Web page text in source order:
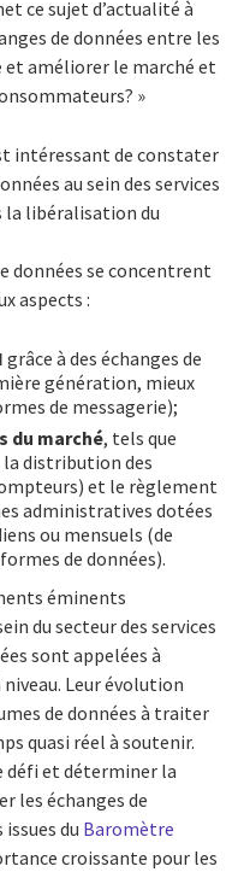
ce sujet d’actualité à
de données entre les
améliorer le marché et
»
intéressant de constater
au sein des services
la libéralisation du
données se concentrent
aspects :
grâce à des échanges de
génération, mieux
de messagerie);
du marché, tels que
distribution des
et le règlement
administratives dotées
ou mensuels (de
de données).
éminents
du secteur des services
sont appelées à
Leur évolution
de données à traiter
quasi réel à soutenir.
défi et déterminer la
les échanges de
du Baromètre
croissante pour les